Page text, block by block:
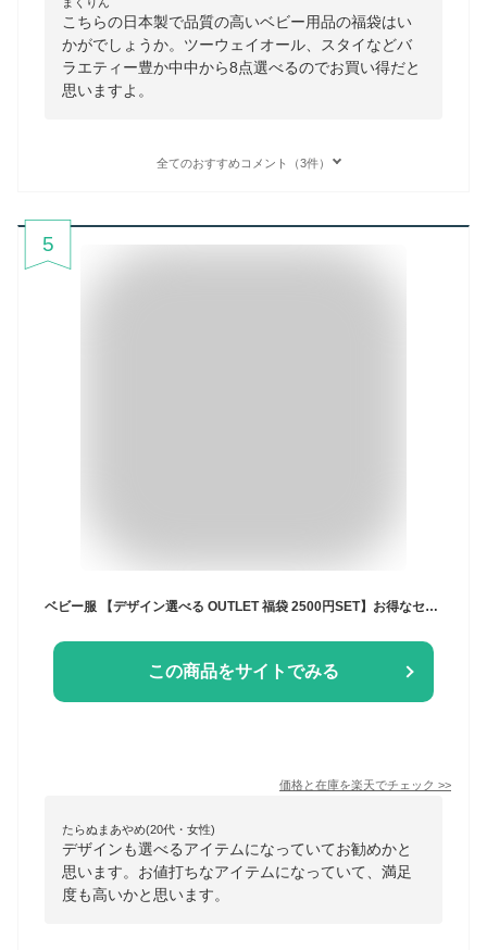
こちらの日本製で品質の高いベビー用品の福袋はい
かがでしょうか。ツーウェイオール、スタイなどバ
ラエティー豊か中中から8点選べるのでお買い得だと
思いますよ。
全てのおすすめコメント（3件）
5
ベビー服 【デザイン選べる OUTLET 福袋 2500円SET】お得なセット アウトレット セットアップ ボトム スカート ブルマ トップス ヘアバンド 靴下 ベビーアイテム ラッキーバック 70 80 新生児 Kufuu クフウ
この商品をサイトでみる
価格と在庫を楽天でチェック >>
たらぬまあやめ(20代・女性)
デザインも選べるアイテムになっていてお勧めかと
思います。お値打ちなアイテムになっていて、満足
度も高いかと思います。